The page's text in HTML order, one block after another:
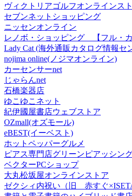
ヴィクトリアゴルフオンラインス
セブンネットショッピング
ニッセンオンライン
レノボ・ショッピング 【フル・カ
Lady Cat (海外通販カタログ情報セ
nojima online(ノジマオンライン)
カーセンサーnet
じゃらんnet
石橋楽器店
ゆこゆこネット
紀伊國屋書店ウェブストア
OZmall(オズモール)
eBEST(イーベスト)
ホットペッパーグルメ
ピアス専門店グリーンピアッシン
ベクターPCショップ
大丸松坂屋オンラインストア
ゼクシィ内祝い（旧 赤すぐ